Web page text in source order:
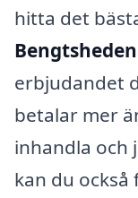
hitta det
Bengtsheden
erbjudandet
betalar mer
inhandla och
kan du